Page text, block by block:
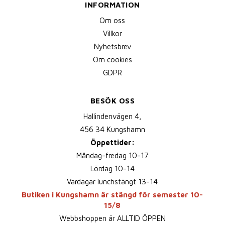
INFORMATION
Om oss
Villkor
Nyhetsbrev
Om cookies
GDPR
BESÖK OSS
Hallindenvägen 4,
456 34 Kungshamn
Öppettider:
Måndag-fredag 10-17
Lördag 10-14
Vardagar lunchstängt 13-14
Butiken i Kungshamn är stängd för semester 10-
15/8
Webbshoppen är ALLTID ÖPPEN